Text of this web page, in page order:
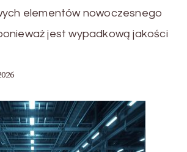
elementów nowoczesnego
jest wypadkową jakości